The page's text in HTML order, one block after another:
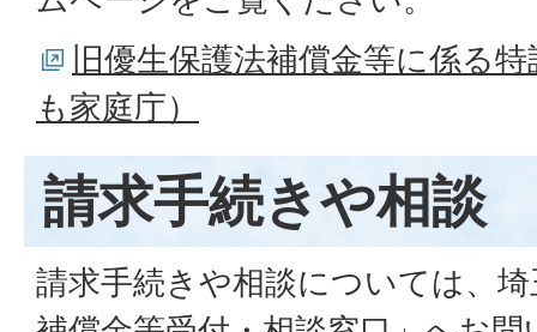
旧優生保護法補償金等に係る
も家庭庁）
請求手続きや相談
請求手続きや相談については、